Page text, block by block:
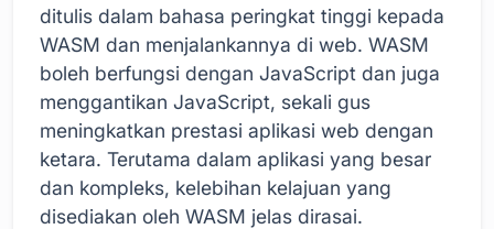
ditulis dalam bahasa peringkat tinggi kepada
WASM dan menjalankannya di web. WASM
boleh berfungsi dengan JavaScript dan juga
menggantikan JavaScript, sekali gus
meningkatkan prestasi aplikasi web dengan
ketara. Terutama dalam aplikasi yang besar
dan kompleks, kelebihan kelajuan yang
disediakan oleh WASM jelas dirasai.